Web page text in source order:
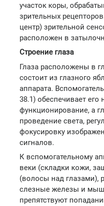
участок коры,
зрительных
центр) зрительной
расположен в
Строение глаза
Глаза расположены в
состоит из глазного
аппарата.
38.1) обеспечивает его
функционирование, а
проведение света,
фокусировку
сигналов.
К вспомогательному
веки (складки кожи,
(волосы над глазами),
слезные железы и
препятствуют